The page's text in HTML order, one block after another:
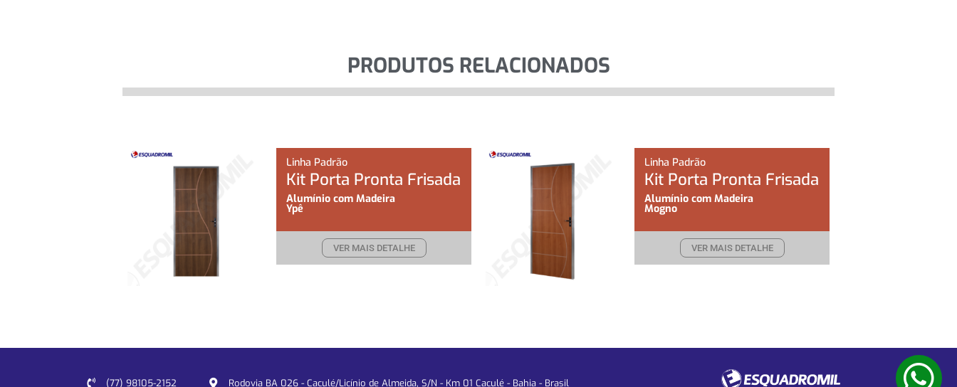
PRODUTOS RELACIONADOS
Linha Padrão
Kit Porta Pronta Frisada
Alumínio com Madeira
Ypê
VER MAIS DETALHE
Linha Padrão
Kit Porta Pronta Frisada
Alumínio com Madeira
Mogno
VER MAIS DETALHE
(77) 98105-2152 Rodovia BA 026 - Caculé/Licínio de Almeida, S/N - Km 01 Caculé - Bahia - Brasil